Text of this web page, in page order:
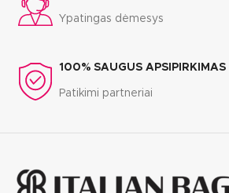
Ypatingas dėmesys
100% SAUGUS APSIPIRKIMAS
Patikimi partneriai